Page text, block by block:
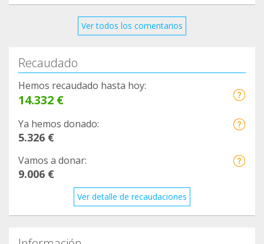
Ver todos los comentarios
Recaudado
Hemos recaudado hasta hoy:
14.332 €
Ya hemos donado:
5.326 €
Vamos a donar:
9.006 €
Ver detalle de recaudaciones